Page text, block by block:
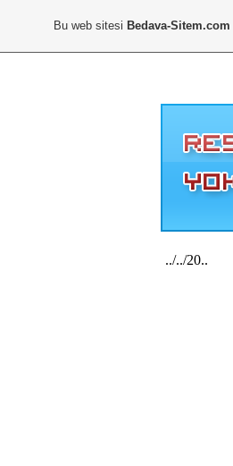
../../20..
Bu web sitesi Bedava-Sitem.com